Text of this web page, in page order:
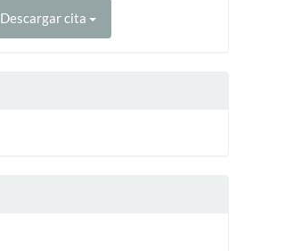
Descargar cita